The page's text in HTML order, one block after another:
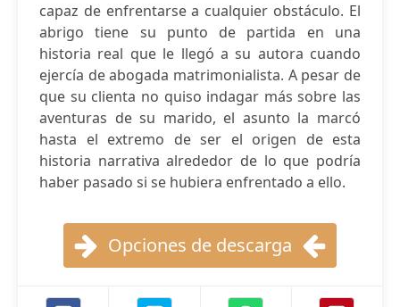
capaz de enfrentarse a cualquier obstáculo. El
abrigo tiene su punto de partida en una
historia real que le llegó a su autora cuando
ejercía de abogada matrimonialista. A pesar de
que su clienta no quiso indagar más sobre las
aventuras de su marido, el asunto la marcó
hasta el extremo de ser el origen de esta
historia narrativa alrededor de lo que podría
haber pasado si se hubiera enfrentado a ello.
Opciones de descarga